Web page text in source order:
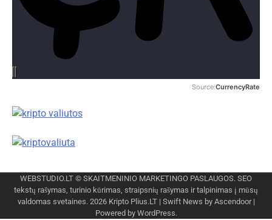
Source:CurrencyRate
WEBSTUDIO.LT © SKAITMENINIO MARKETINGO PASLAUGOS. SEO
tekstų rašymas, turinio kūrimas, straipsnių rašymas ir talpinimas į mūsų
valdomas svetaines. 2026 Kripto Plius.LT| Swift News by Ascendoor|
Powered by WordPress.